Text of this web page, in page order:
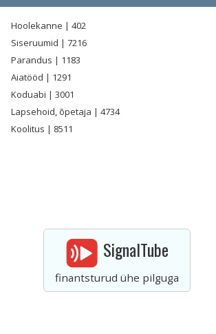
Hoolekanne | 402
Siseruumid | 7216
Parandus | 1183
Aiatööd | 1291
Koduabi | 3001
Lapsehoid, õpetaja | 4734
Koolitus | 8511
SignalTube
finantsturud ühe pilguga